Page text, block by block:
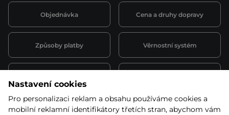
Objednávka Cena a druhy dopravy
Způsoby platby Věrnostní systém
Půjčovna
obchodní podmínky
Kariéra
Nastavení cookies
Pro personalizaci reklam a obsahu používáme cookies a
mobilní reklamní identifikátory třetích stran, abychom vám